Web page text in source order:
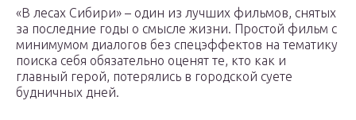
«В лесах Сибири» – один из лучших фильмов, снятых
за последние годы о смысле жизни. Простой фильм с
минимумом диалогов без спецэффектов на тематику
поиска себя обязательно оценят те, кто как и
главный герой, потерялись в городской суете
будничных дней.